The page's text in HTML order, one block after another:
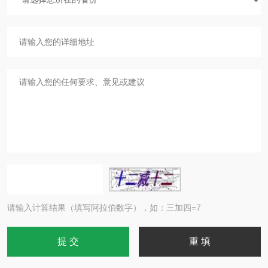
请输入计算结果（填写阿拉伯数字），如：三加四=7